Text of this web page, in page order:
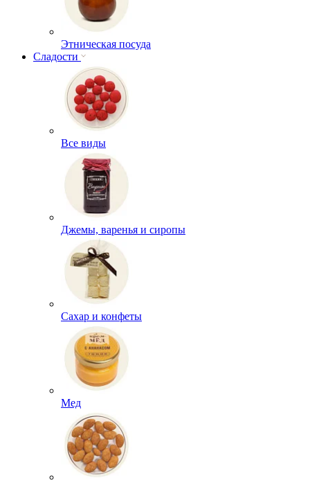
Этническая посуда
Сладости
Все виды
Джемы, варенья и сиропы
Сахар и конфеты
Мед